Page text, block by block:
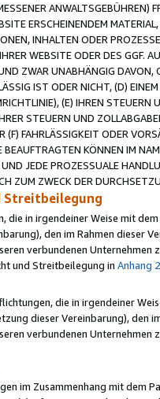
ERSCHEINENDEM
INHALTEN ODER
WEBSITE ODER DES GGF.
ZWAR UNABHÄNGIG
IST ODER NICHT, (D)
(E) IHREN
STEUERN UND
(F) FAHRLÄSSIGKEIT ODER
KÖNNEN IM
JEDE PROZESSUALE
ZUM ZWECK DER
Streitbeilegung
die in irgendeiner Weise mit
den im Rahmen dieser
verbundenen
und Streitbeilegung in Anhang 2
die in irgendeiner
dieser Vereinbarung), den
verbundenen
im Zusammenhang mit dem